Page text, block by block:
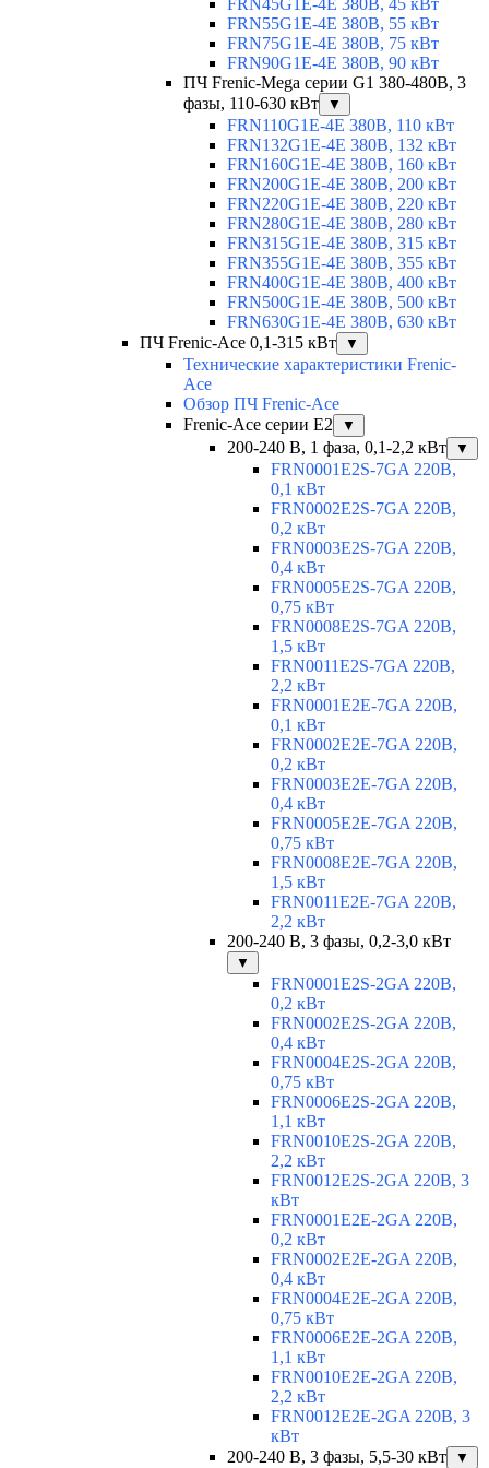
FRN45G1E-4E 380В, 45 кВт
FRN55G1E-4E 380В, 55 кВт
FRN75G1E-4E 380В, 75 кВт
FRN90G1E-4E 380В, 90 кВт
ПЧ Frenic-Mega серии G1 380-480В, 3
фазы, 110-630 кВт
▼
FRN110G1E-4E 380В, 110 кВт
FRN132G1E-4E 380В, 132 кВт
FRN160G1E-4E 380В, 160 кВт
FRN200G1E-4E 380В, 200 кВт
FRN220G1E-4E 380В, 220 кВт
FRN280G1E-4E 380В, 280 кВт
FRN315G1E-4E 380В, 315 кВт
FRN355G1E-4E 380В, 355 кВт
FRN400G1E-4E 380В, 400 кВт
FRN500G1E-4E 380В, 500 кВт
FRN630G1E-4E 380В, 630 кВт
ПЧ Frenic-Ace 0,1-315 кВт
▼
Технические характеристики Frenic-
Ace
Обзор ПЧ Frenic-Ace
Frenic-Ace серии E2
▼
200-240 В, 1 фаза, 0,1-2,2 кВт ▼
FRN0001E2S-7GA 220В,
0,1 кВт
FRN0002E2S-7GA 220В,
0,2 кВт
FRN0003E2S-7GA 220В,
0,4 кВт
FRN0005E2S-7GA 220В,
0,75 кВт
FRN0008E2S-7GA 220В,
1,5 кВт
FRN0011E2S-7GA 220В,
2,2 кВт
FRN0001E2E-7GA 220В,
0,1 кВт
FRN0002E2E-7GA 220В,
0,2 кВт
FRN0003E2E-7GA 220В,
0,4 кВт
FRN0005E2E-7GA 220В,
0,75 кВт
FRN0008E2E-7GA 220В,
1,5 кВт
FRN0011E2E-7GA 220В,
2,2 кВт
200-240 В, 3 фазы, 0,2-3,0 кВт
▼
FRN0001E2S-2GA 220В,
0,2 кВт
FRN0002E2S-2GA 220В,
0,4 кВт
FRN0004E2S-2GA 220В,
0,75 кВт
FRN0006E2S-2GA 220В,
1,1 кВт
FRN0010E2S-2GA 220В,
2,2 кВт
FRN0012E2S-2GA 220В, 3
кВт
FRN0001E2E-2GA 220В,
0,2 кВт
FRN0002E2E-2GA 220В,
0,4 кВт
FRN0004E2E-2GA 220В,
0,75 кВт
FRN0006E2E-2GA 220В,
1,1 кВт
FRN0010E2E-2GA 220В,
2,2 кВт
FRN0012E2E-2GA 220В, 3
кВт
200-240 В, 3 фазы, 5,5-30 кВт
▼